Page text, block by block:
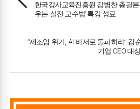
한국강사교육진흥원 강병찬 총괄본
우는 실전 교수법’ 특강 성료
“제조업 위기, AI 비서로 돌파하라” 김
기업 CEO 대